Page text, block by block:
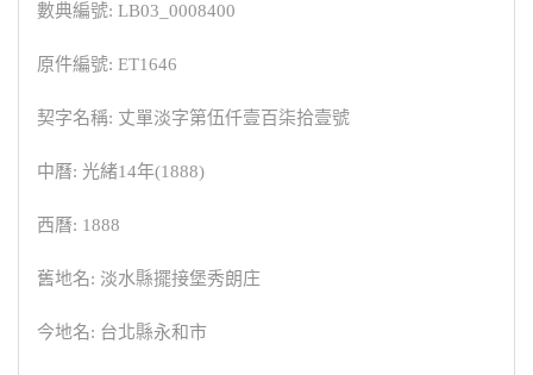
數典編號: LB03_0008400
原件編號: ET1646
契字名稱: 丈單淡字第伍仟壹百柒拾壹號
中曆: 光緒14年(1888)
西曆: 1888
舊地名: 淡水縣擺接堡秀朗庄
今地名: 台北縣永和市